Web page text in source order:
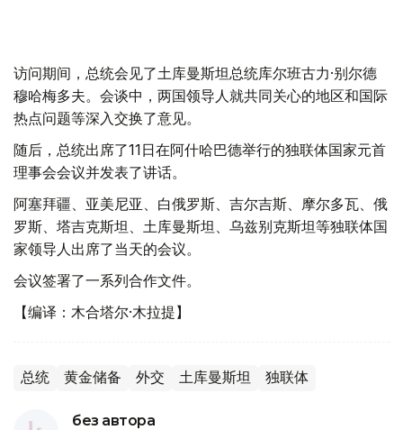
访问期间，总统会见了土库曼斯坦总统库尔班古力·别尔德
穆哈梅多夫。会谈中，两国领导人就共同关心的地区和国际
热点问题等深入交换了意见。
随后，总统出席了11日在阿什哈巴德举行的独联体国家元首
理事会会议并发表了讲话。
阿塞拜疆、亚美尼亚、白俄罗斯、吉尔吉斯、摩尔多瓦、俄
罗斯、塔吉克斯坦、土库曼斯坦、乌兹别克斯坦等独联体国
家领导人出席了当天的会议。
会议签署了一系列合作文件。
【编译：木合塔尔·木拉提】
总统 黄金储备 外交 土库曼斯坦 独联体
без автора